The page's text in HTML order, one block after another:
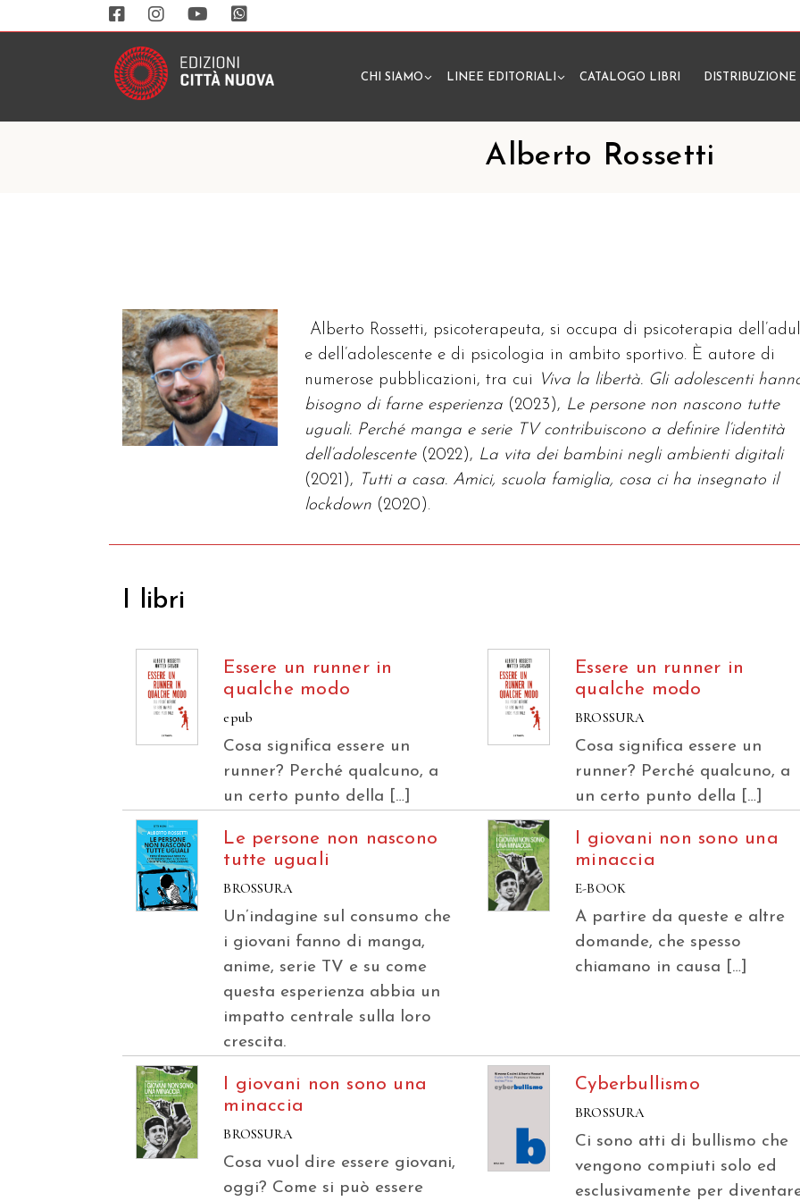
CHI SIAMO LINEE EDITORIALI CATALOGO LIBRI DISTRIBUZIONE
Alberto Rossetti
Alberto Rossetti, psicoterapeuta, si occupa di psicoterapia
e dell’adolescente e di psicologia in ambito sportivo. È autore di
numerose pubblicazioni, tra cui
Viva la libertà. Gli adolescenti
bisogno di farne esperienza (2023), Le persone non nascono tutte
uguali. Perché manga e serie TV contribuiscono a definire l’identità
dell’adolescente (2022), La vita dei bambini negli ambienti digitali
(2021),
Tutti a casa. Amici, scuola famiglia, cosa ci ha insegnato il
lockdown (2020).
I libri
Essere un runner in
qualche modo
epub
Cosa significa essere un
runner? Perché qualcuno, a
un certo punto della […]
Essere un runner in
qualche modo
BROSSURA
Cosa significa essere un
runner? Perché qualcuno, a
un certo punto della […]
Le persone non nascono
tutte uguali
BROSSURA
Un’indagine sul consumo che
i giovani fanno di manga,
anime, serie TV e su come
questa esperienza abbia un
impatto centrale sulla loro
crescita.
I giovani non sono una
minaccia
E-BOOK
A partire da queste e altre
domande, che spesso
chiamano in causa […]
I giovani non sono una
minaccia
BROSSURA
Cosa vuol dire essere giovani,
oggi? Come si può essere
Cyberbullismo
BROSSURA
Ci sono atti di bullismo che
vengono compiuti solo ed
esclusivamente per